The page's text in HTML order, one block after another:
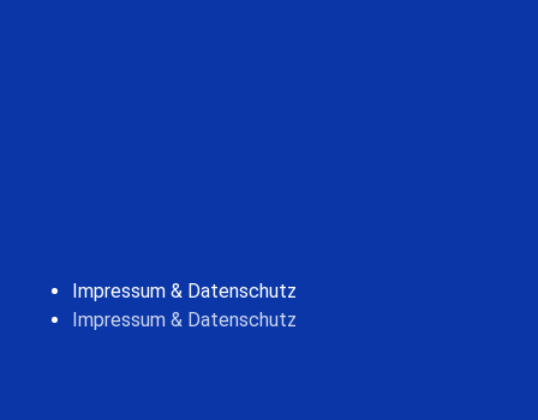
Impressum & Datenschutz
Impressum & Datenschutz